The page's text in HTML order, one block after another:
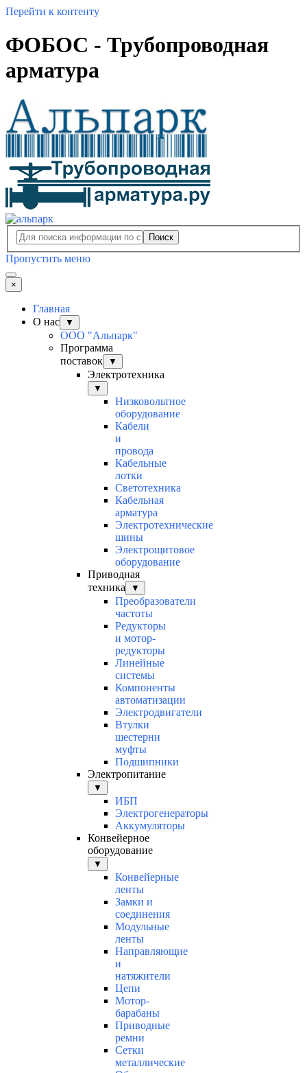
Перейти к контенту
ФОБОС - Трубопроводная
арматура
Поиск
Пропустить меню
×
Главная
О нас
▼
ООО "Альпарк"
Программа
поставок
▼
Электротехника
▼
Низковольтное
оборудование
Кабели
и
провода
Кабельные
лотки
Светотехника
Кабельная
арматура
Электротехнические
шины
Электрощитовое
оборудование
Приводная
техника
▼
Преобразователи
частоты
Редукторы
и мотор-
редукторы
Линейные
системы
Компоненты
автоматизации
Электродвигатели
Втулки
шестерни
муфты
Подшипники
Электропитание
▼
ИБП
Электрогенераторы
Аккумуляторы
Конвейерное
оборудование
▼
Конвейерные
ленты
Замки и
соединения
Модульные
ленты
Направляющие
и
натяжители
Цепи
Мотор-
барабаны
Приводные
ремни
Сетки
металлические